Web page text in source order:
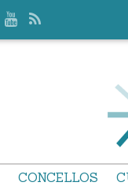
CONCELLOS